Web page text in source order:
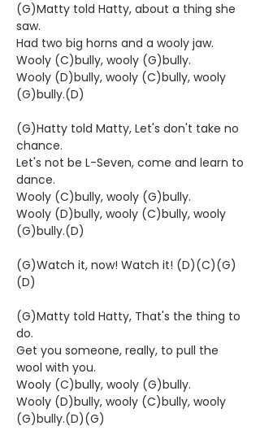
(G)Matty told Hatty, about a thing she
saw.
Had two big horns and a wooly jaw.
Wooly (C)bully, wooly (G)bully.
Wooly (D)bully, wooly (C)bully, wooly
(G)bully.(D)
(G)Hatty told Matty, Let's don't take no
chance.
Let's not be L-Seven, come and learn to
dance.
Wooly (C)bully, wooly (G)bully.
Wooly (D)bully, wooly (C)bully, wooly
(G)bully.(D)
(G)Watch it, now! Watch it! (D)(C)(G)
(D)
(G)Matty told Hatty, That's the thing to
do.
Get you someone, really, to pull the
wool with you.
Wooly (C)bully, wooly (G)bully.
Wooly (D)bully, wooly (C)bully, wooly
(G)bully.(D)(G)